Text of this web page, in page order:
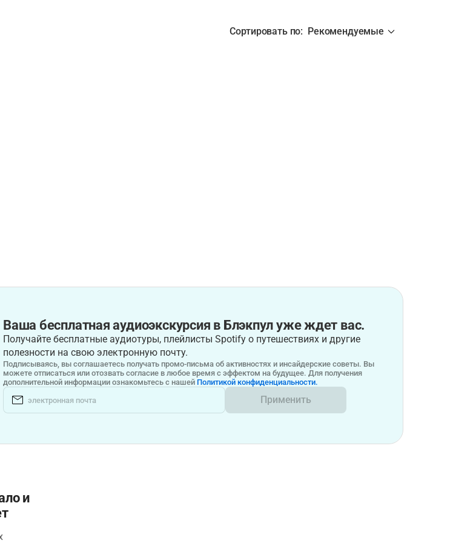
Сортировать по: Рекомендуемые
Ваша бесплатная аудиоэкскурсия в Блэкпул уже ждет вас.
Получайте бесплатные аудиотуры, плейлисты Spotify о путешествиях и другие
полезности на свою электронную почту.
Подписываясь, вы соглашаетесь получать промо-письма об активностях и инсайдерские советы. Вы
можете отписаться или отозвать согласие в любое время с эффектом на будущее. Для получения
дополнительной информации ознакомьтесь с нашей Политикой конфиденциальности.
Применить
и